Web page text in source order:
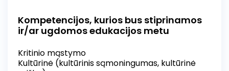
Kompetencijos, kurios bus stiprinamos
ir/ar ugdomos edukacijos metu
Kritinio mąstymo
Kultūrinė (kultūrinis sąmoningumas, kultūrinė